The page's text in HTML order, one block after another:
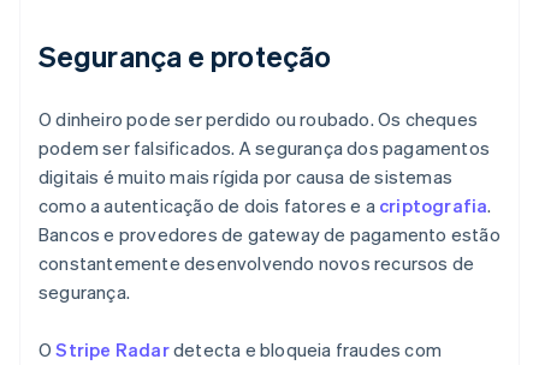
Segurança e proteção
O dinheiro pode ser perdido ou roubado. Os cheques
podem ser falsificados. A segurança dos pagamentos
digitais é muito mais rígida por causa de sistemas
como a autenticação de dois fatores e a criptografia.
Bancos e provedores de gateway de pagamento estão
constantemente desenvolvendo novos recursos de
segurança.
OStripe Radardetecta e bloqueia fraudes com